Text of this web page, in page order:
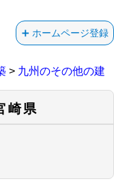
ホームページ登録
> 九州のその他の建
崎県